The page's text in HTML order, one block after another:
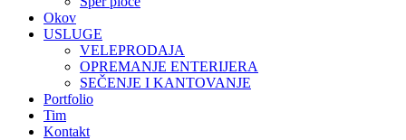
Okov
USLUGE
VELEPRODAJA
OPREMANJE ENTERIJERA
SEČENJE I KANTOVANJE
Portfolio
Tim
Kontakt